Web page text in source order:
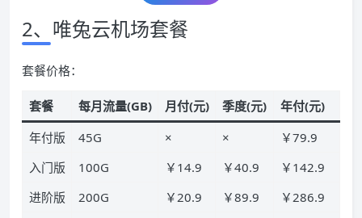
2、唯兔云机场套餐
套餐价格：
套餐 每月流量(GB) 月付(元) 季度(元)
年付(元)
年付版
45G × ×
￥79.9
入门版
100G ￥14.9 ￥40.9
￥142.9
进阶版
200G ￥20.9 ￥89.9
￥286.9